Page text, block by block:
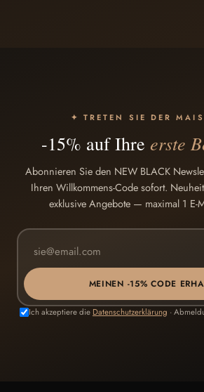
✦ TRETEN SIE DER
-15% auf Ihre erste
Abonnieren Sie den NEW BLACK
Ihren Willkommens-Code sofort.
exklusive Angebote — maximal 1 E-
MEINEN -15% CODE
Ich akzeptiere die Datenschutzerklärung ·